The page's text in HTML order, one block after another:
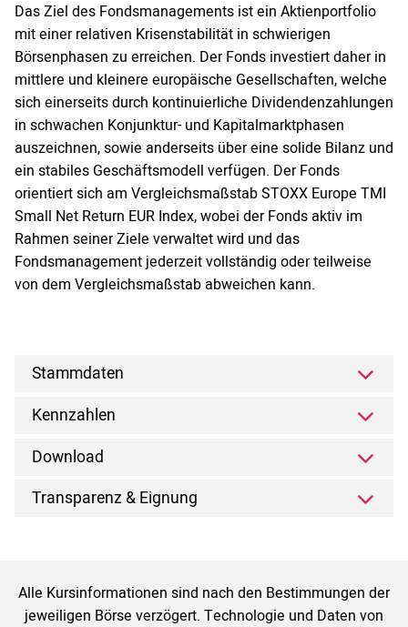
Das Ziel des Fondsmanagements ist ein Aktienportfolio
mit einer relativen Krisenstabilität in schwierigen
Börsenphasen zu erreichen. Der Fonds investiert daher in
mittlere und kleinere europäische Gesellschaften, welche
sich einerseits durch kontinuierliche Dividendenzahlungen
in schwachen Konjunktur- und Kapitalmarktphasen
auszeichnen, sowie anderseits über eine solide Bilanz und
ein stabiles Geschäftsmodell verfügen. Der Fonds
orientiert sich am Vergleichsmaßstab STOXX Europe TMI
Small Net Return EUR Index, wobei der Fonds aktiv im
Rahmen seiner Ziele verwaltet wird und das
Fondsmanagement jederzeit vollständig oder teilweise
von dem Vergleichsmaßstab abweichen kann.
Stammdaten
Kennzahlen
Download
Transparenz & Eignung
Alle Kursinformationen sind nach den Bestimmungen der
jeweiligen Börse verzögert. Technologie und Daten von